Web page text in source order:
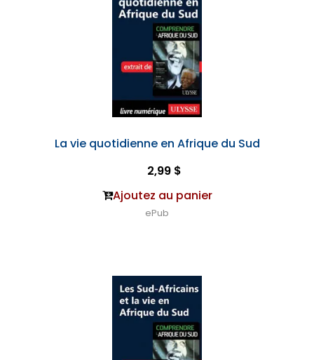
La vie quotidienne en Afrique du Sud
2,99 $
Ajoutez au panier
ePub